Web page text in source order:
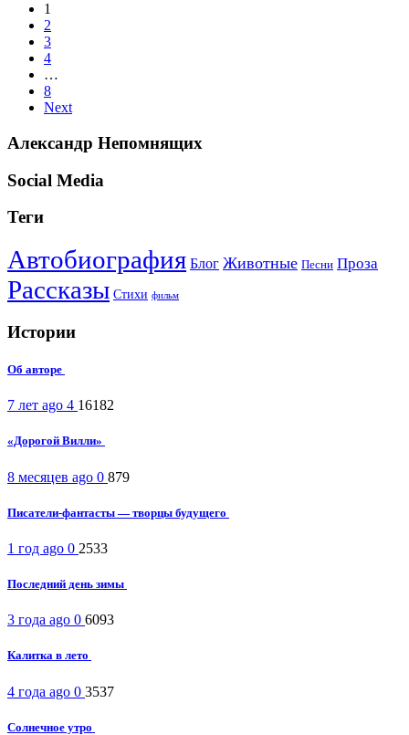
1
2
3
4
…
8
Next
Александр Непомнящих
Social Media
Теги
Автобиография Блог Животные Песни Проза
Рассказы Стихи фильм
Истории
Об авторе
7 лет ago 4 16182
«Дорогой Вилли»
8 месяцев ago 0 879
Писатели-фантасты — творцы будущего
1 год ago 0 2533
Последний день зимы
3 года ago 0 6093
Калитка в лето
4 года ago 0 3537
Солнечное утро